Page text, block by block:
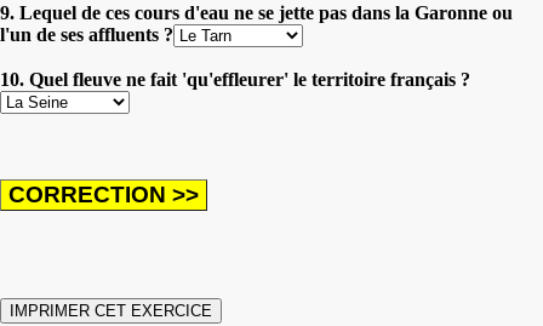
9. Lequel de ces cours d'eau ne se jette pas dans la Garonne ou
l'un de ses affluents ?
10. Quel fleuve ne fait 'qu'effleurer' le territoire français ?